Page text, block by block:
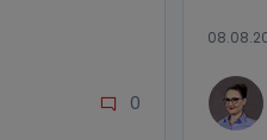
0